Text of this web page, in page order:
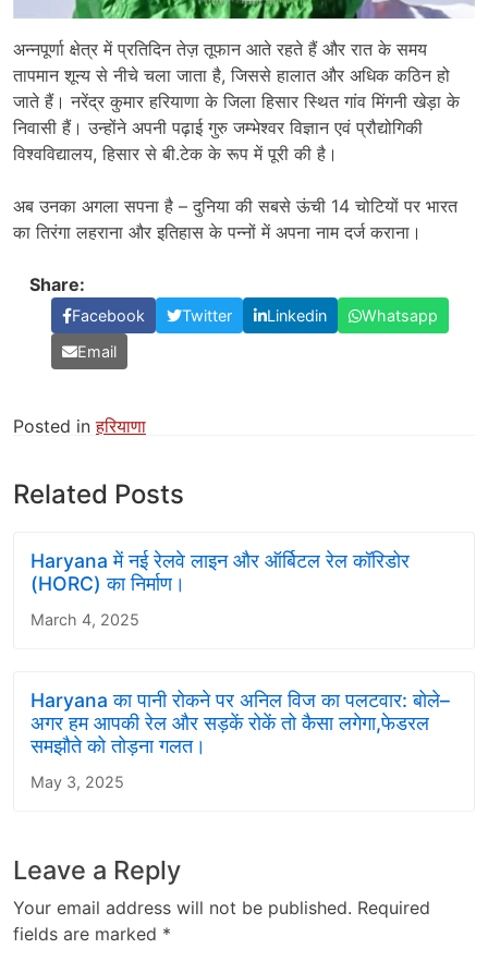
अन्नपूर्णा क्षेत्र में प्रतिदिन तेज़ तूफान आते रहते हैं और रात के समय
तापमान शून्य से नीचे चला जाता है, जिससे हालात और अधिक कठिन हो
जाते हैं। नरेंद्र कुमार हरियाणा के जिला हिसार स्थित गांव मिंगनी खेड़ा के
निवासी हैं। उन्होंने अपनी पढ़ाई गुरु जम्भेश्वर विज्ञान एवं प्रौद्योगिकी
विश्वविद्यालय, हिसार से बी.टेक के रूप में पूरी की है।
अब उनका अगला सपना है – दुनिया की सबसे ऊंची 14 चोटियों पर भारत
का तिरंगा लहराना और इतिहास के पन्नों में अपना नाम दर्ज कराना।
Share:
Facebook Twitter Linkedin
Whatsapp
Email
Posted inहरियाणा
Related Posts
Haryana में नई रेलवे लाइन और ऑर्बिटल रेल कॉरिडोर
(HORC) का निर्माण।
March 4, 2025
Haryana का पानी रोकने पर अनिल विज का पलटवार: बोले–
अगर हम आपकी रेल और सड़कें रोकें तो कैसा लगेगा,फेडरल
समझौते को तोड़ना गलत।
May 3, 2025
Leave a Reply
Your email address will not be published. Required
fields are marked *